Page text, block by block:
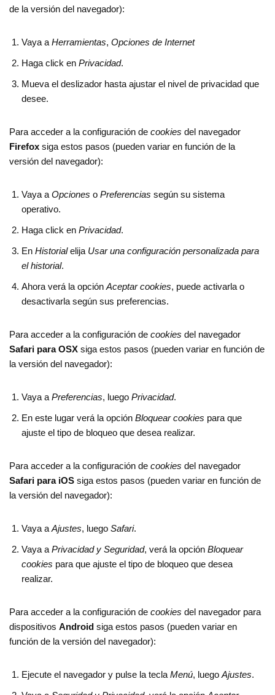
de la versión del navegador):
Vaya a Herramientas, Opciones de Internet
Haga click en Privacidad.
Mueva el deslizador hasta ajustar el nivel de privacidad que
desee.
Para acceder a la configuración de cookies del navegador
Firefox siga estos pasos (pueden variar en función de la
versión del navegador):
Vaya a Opciones o Preferencias según su sistema
operativo.
Haga click en Privacidad.
En Historialelija Usar una configuración personalizada para
el historial.
Ahora verá la opción Aceptar cookies, puede activarla o
desactivarla según sus preferencias.
Para acceder a la configuración de cookies del navegador
Safari para OSX siga estos pasos (pueden variar en función de
la versión del navegador):
Vaya a Preferencias, luego Privacidad.
En este lugar verá la opción Bloquear cookies para que
ajuste el tipo de bloqueo que desea realizar.
Para acceder a la configuración de cookies del navegador
Safari para iOS siga estos pasos (pueden variar en función de
la versión del navegador):
Vaya a Ajustes, luego Safari.
Vaya a Privacidad y Seguridad, verá la opción Bloquear
cookies para que ajuste el tipo de bloqueo que desea
realizar.
Para acceder a la configuración de cookies del navegador para
dispositivos Android siga estos pasos (pueden variar en
función de la versión del navegador):
Ejecute el navegador y pulse la tecla Menú, luego Ajustes.